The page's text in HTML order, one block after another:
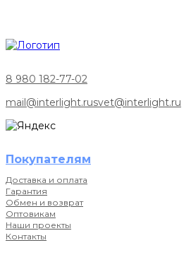
8 980 182-77-02
mail@interlight.rusvet@interlight.ru
Покупателям
Доставка и оплата
Гарантия
Обмен и возврат
Оптовикам
Наши проекты
Контакты